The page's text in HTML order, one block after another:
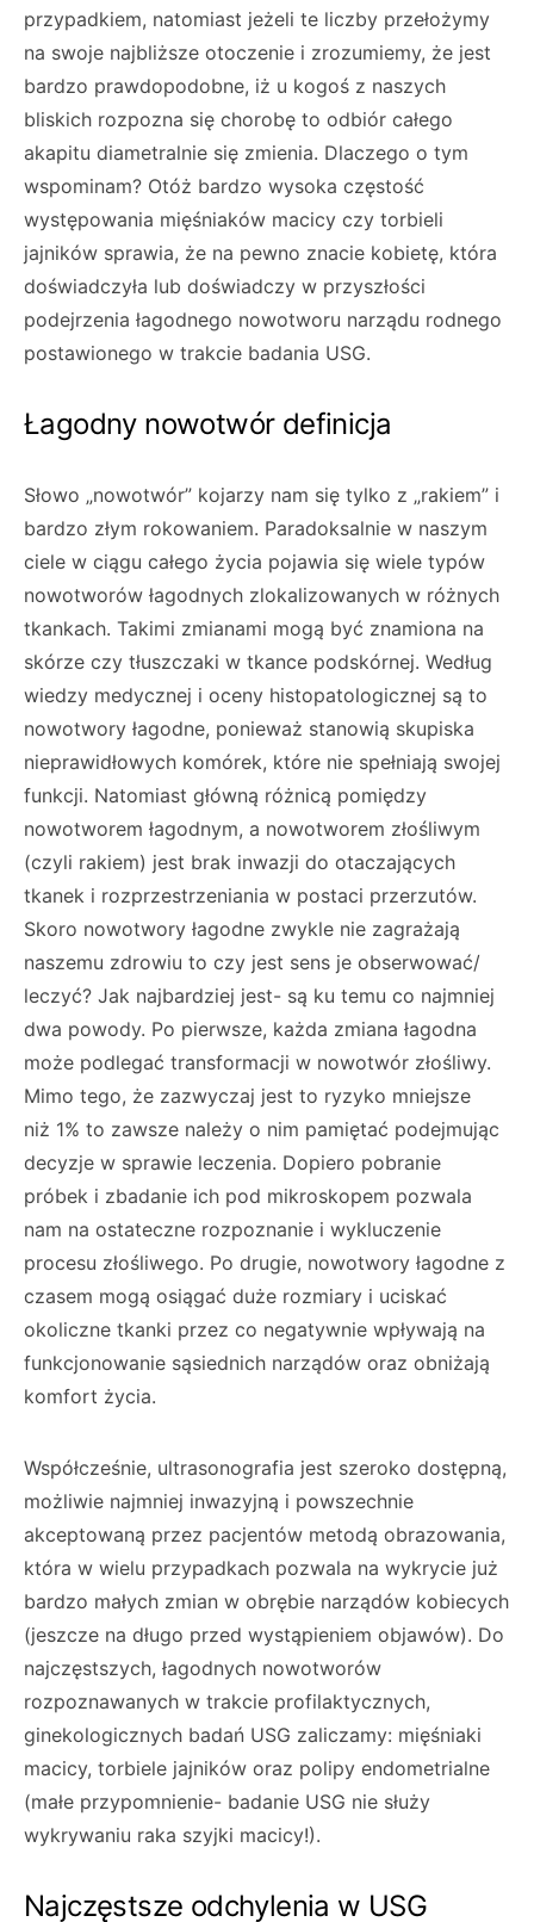
przypadkiem, natomiast jeżeli te liczby przełożymy
na swoje najbliższe otoczenie i zrozumiemy, że jest
bardzo prawdopodobne, iż u kogoś z naszych
bliskich rozpozna się chorobę to odbiór całego
akapitu diametralnie się zmienia. Dlaczego o tym
wspominam? Otóż bardzo wysoka częstość
występowania mięśniaków macicy czy torbieli
jajników sprawia, że na pewno znacie kobietę, która
doświadczyła lub doświadczy w przyszłości
podejrzenia łagodnego nowotworu narządu rodnego
postawionego w trakcie badania USG.
Łagodny nowotwór definicja
Słowo „nowotwór” kojarzy nam się tylko z „rakiem” i
bardzo złym rokowaniem. Paradoksalnie w naszym
ciele w ciągu całego życia pojawia się wiele typów
nowotworów łagodnych zlokalizowanych w różnych
tkankach. Takimi zmianami mogą być znamiona na
skórze czy tłuszczaki w tkance podskórnej. Według
wiedzy medycznej i oceny histopatologicznej są to
nowotwory łagodne, ponieważ stanowią skupiska
nieprawidłowych komórek, które nie spełniają swojej
funkcji. Natomiast główną różnicą pomiędzy
nowotworem łagodnym, a nowotworem złośliwym
(czyli rakiem) jest brak inwazji do otaczających
tkanek i rozprzestrzeniania w postaci przerzutów.
Skoro nowotwory łagodne zwykle nie zagrażają
naszemu zdrowiu to czy jest sens je obserwować/
leczyć? Jak najbardziej jest- są ku temu co najmniej
dwa powody. Po pierwsze, każda zmiana łagodna
może podlegać transformacji w nowotwór złośliwy.
Mimo tego, że zazwyczaj jest to ryzyko mniejsze
niż 1% to zawsze należy o nim pamiętać podejmując
decyzje w sprawie leczenia. Dopiero pobranie
próbek i zbadanie ich pod mikroskopem pozwala
nam na ostateczne rozpoznanie i wykluczenie
procesu złośliwego. Po drugie, nowotwory łagodne z
czasem mogą osiągać duże rozmiary i uciskać
okoliczne tkanki przez co negatywnie wpływają na
funkcjonowanie sąsiednich narządów oraz obniżają
komfort życia.
Współcześnie, ultrasonografia jest szeroko dostępną,
możliwie najmniej inwazyjną i powszechnie
akceptowaną przez pacjentów metodą obrazowania,
która w wielu przypadkach pozwala na wykrycie już
bardzo małych zmian w obrębie narządów kobiecych
(jeszcze na długo przed wystąpieniem objawów). Do
najczęstszych, łagodnych nowotworów
rozpoznawanych w trakcie profilaktycznych,
ginekologicznych badań USG zaliczamy: mięśniaki
macicy, torbiele jajników oraz polipy endometrialne
(małe przypomnienie- badanie USG nie służy
wykrywaniu raka szyjki macicy!).
Najczęstsze odchylenia w USG